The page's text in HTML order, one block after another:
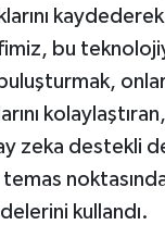
bu
zeka destekli
kullandı.